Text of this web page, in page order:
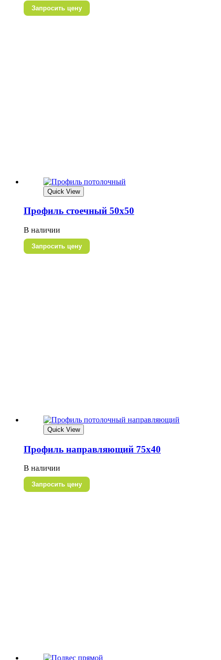
Запросить цену
Quick View
Профиль стоечный 50х50
В наличии
Запросить цену
Quick View
Профиль направляющий 75х40
В наличии
Запросить цену